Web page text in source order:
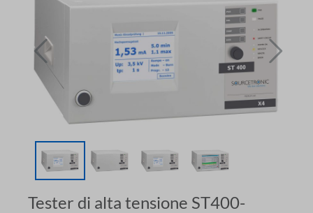
Tester di alta tensione ST400-